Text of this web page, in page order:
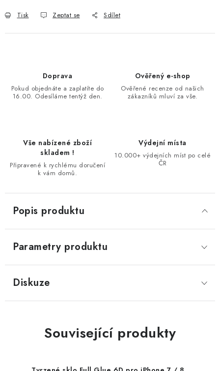
Tisk Zeptat se Sdílet
Doprava
Pokud objednáte a zaplatíte do
16.00. Odesíláme tentýž den.
Ověřený e-shop
Ověřené recenze od našich
zákazníků mluví za vše.
Vše nabízené zboží
skladem !
Připravené k rychlému doručení
k vám domů.
Výdejní místa
10.000+ výdejních míst po celé
ČR
Popis produktu
Parametry produktu
Diskuze
Související produkty